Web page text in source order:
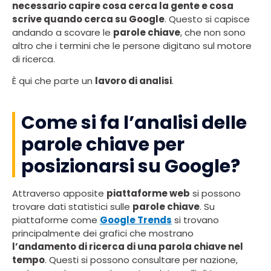
necessario capire cosa cerca la gente e cosa
scrive quando cerca su Google. Questo si capisce
andando a scovare le parole chiave, che non sono
altro che i termini che le persone digitano sul motore
di ricerca.
È qui che parte un lavoro di analisi.
Come si fa l’analisi delle
parole chiave per
posizionarsi su Google?
Attraverso apposite piattaforme web si possono
trovare dati statistici sulle parole chiave. Su
piattaforme come Google Trends si trovano
principalmente dei grafici che mostrano
l’andamento di ricerca di una parola chiave nel
tempo. Questi si possono consultare per nazione,